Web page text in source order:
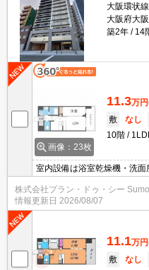
大阪環状
大阪府大
築2年
14
画像：23枚
11.3万円
敷
なし
10階
室内設備は浴室乾燥機・洗面
過ごしやすいお部屋になり
ン・オートロックなど充実
用部には宅配ボックス・ゴミ
ても充実しています。物件
株式会社プラン・ドゥ・シー
情報更新日 2026/08/07
11.1万円
敷
なし